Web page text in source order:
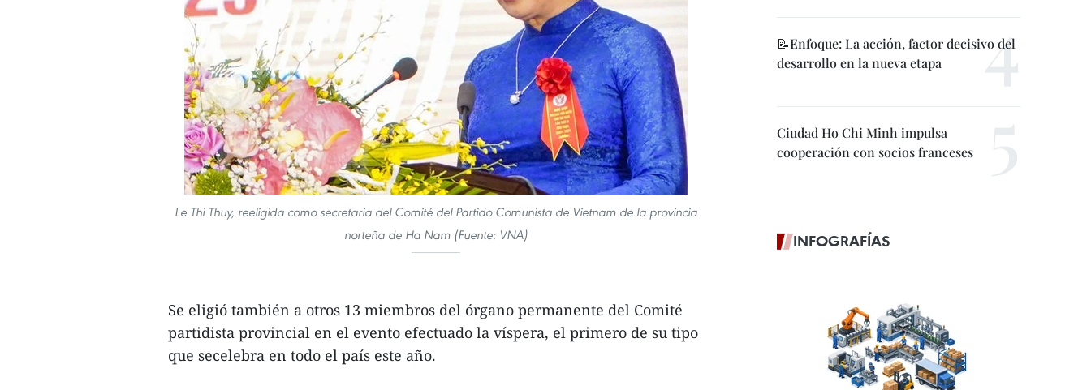
Le Thi Thuy, reeligida como secretaria del Comité del Partido Comunista de Vietnam de la provincia
norteña de Ha Nam (Fuente: VNA)
Se eligió también a otros 13 miembros del órgano permanente del Comité
partidista provincial en el evento efectuado la víspera, el primero de su tipo
que secelebra en todo el país este año.
📝Enfoque: La acción, factor decisivo del
desarrollo en la nueva etapa
Ciudad Ho Chi Minh impulsa
cooperación con socios franceses
INFOGRAFÍAS